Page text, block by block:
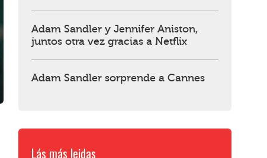
Adam Sandler y Jennifer Aniston,
juntos otra vez gracias a Netflix
Adam Sandler sorprende a Cannes
Lás más leidas